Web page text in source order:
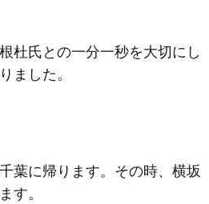
杜氏との一分一秒を大切にし
ました。
葉に帰ります。その時、横坂
す。